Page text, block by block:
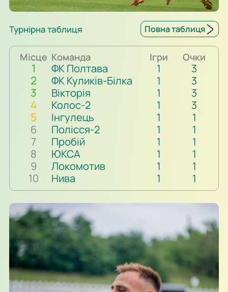
Турнірна таблиця Повна таблиця
Місце Команда Ігри Очки
1 ФК Полтава 1
3
2
ФК Куликів-Білка 1
3
3
Вікторія 1
3
4
Колос-2 1
3
5
Інгулець 1
1
6
Полісся-2 1
1
7
Пробій 1
1
8
ЮКСА 1
1
9
Локомотив 1
1
10
Нива 1 1